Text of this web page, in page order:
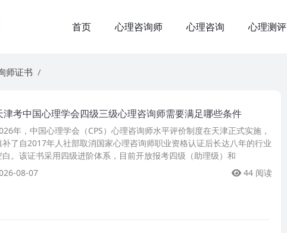
首页 心理咨询师 心理咨询 心理测评
师证书
津考中国心理学会四级三级心理咨询师需要满足哪些条件
年，中国心理学会（CPS）心理咨询师水平评价制度在天津正式实施，
补了自2017年人社部取消国家心理咨询师职业资格认证后长达八年的行业
白。该证书采用四级进阶体系，目前开放报考四级（助理级）和
08-07
44 阅读